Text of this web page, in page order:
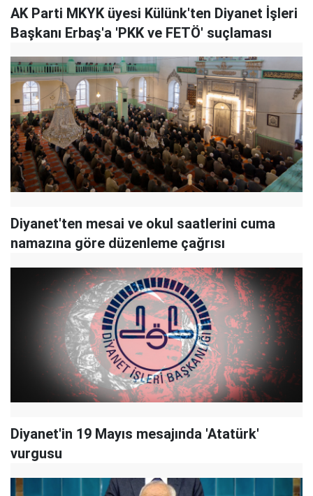
AK Parti MKYK üyesi Külünk'ten Diyanet İşleri
Başkanı Erbaş'a 'PKK ve FETÖ' suçlaması
Diyanet'ten mesai ve okul saatlerini cuma
namazına göre düzenleme çağrısı
Diyanet'in 19 Mayıs mesajında 'Atatürk'
vurgusu